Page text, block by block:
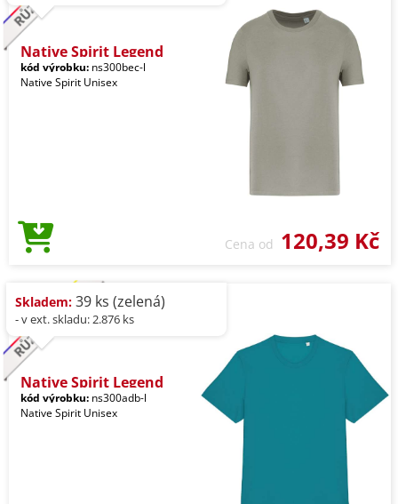
Native Spirit Legend
kód výrobku: ns300bec-l
Native Spirit Unisex
Cena od 120,39 Kč
Skladem: 39 ks (zelená)
- v ext. skladu: 2.876 ks
Native Spirit Legend
kód výrobku: ns300adb-l
Native Spirit Unisex